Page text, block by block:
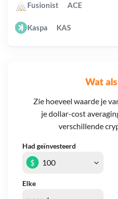
Wat als
Zie hoeveel waarde je
je dollar-cost
verschillende
Had geïnvesteerd
Elke
$
Fusionist ACE
Kaspa KAS